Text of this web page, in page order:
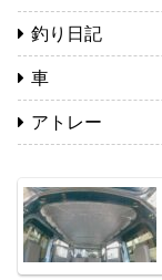
釣り日記
車
アトレー